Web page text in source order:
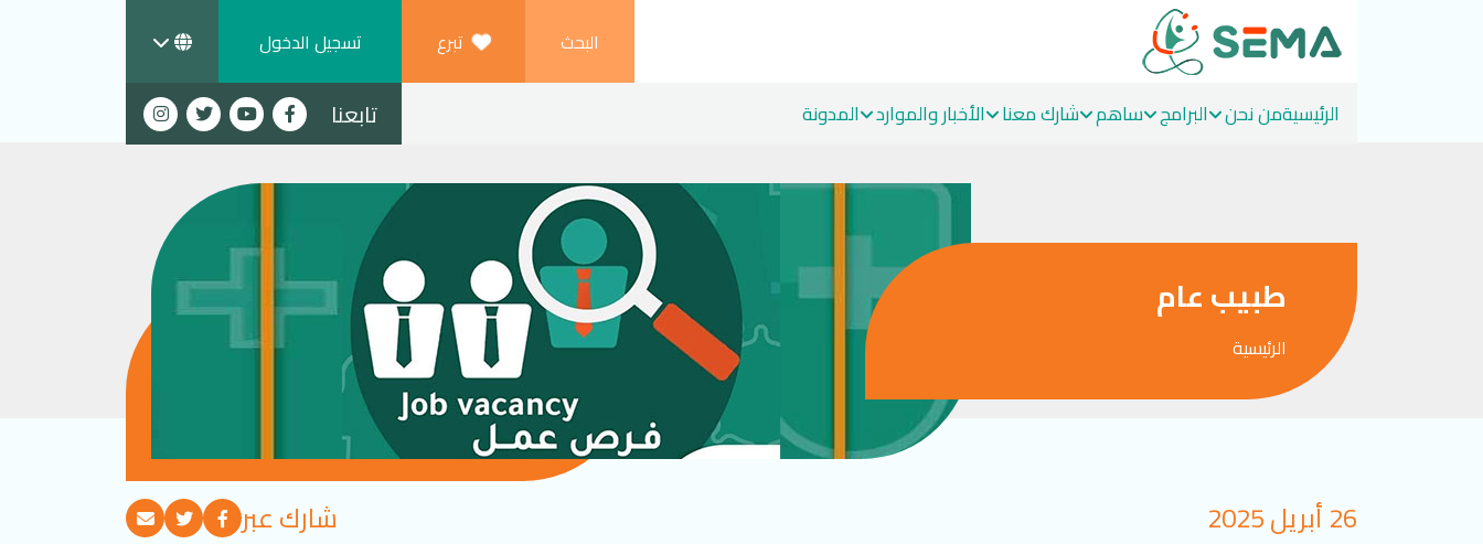
البحث تبرع تسجيل الدخول
الرئيسيةمن نحن البرامج ساهم شارك معنا الأخبار والموارد المدونة تابعنا
طبيب عام
الرئيسية
26 أبريل 2025 شارك عبر